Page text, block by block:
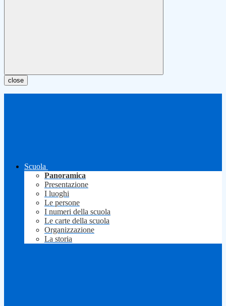
close
Scuola
Panoramica
Presentazione
I luoghi
Le persone
I numeri della scuola
Le carte della scuola
Organizzazione
La storia